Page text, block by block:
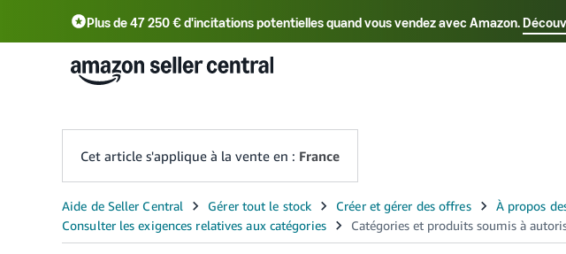
Plus de 47 250 € d'incitations potentielles quand vous vendez avec Amazon.
Select your
中文 - CN 中文 - TW Deutsch - DE
Cet article s'applique à la vente en : France